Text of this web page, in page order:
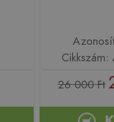
26 000 Ft